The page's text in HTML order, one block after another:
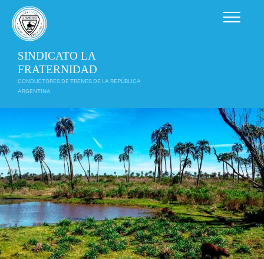
contenido
SINDICATO LA
FRATERNIDAD
CONDUCTORES DE TRENES DE LA REPÚBLICA
ARGENTINA